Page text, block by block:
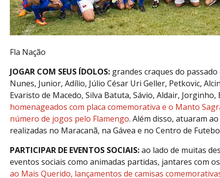
Fla Nação
JOGAR COM SEUS ÍDOLOS: grandes craques do
Nunes, Junior, Adílio, Júlio César Uri Geller, Petkovic,
Evaristo de Macedo, Silva Batuta, Sávio, Aldair,
homenageados com placa comemorativa e o Manto
número de jogos pelo Flamengo. Além disso, atuaram
realizadas no Maracanã, na Gávea e no Centro de
PARTICIPAR DE EVENTOS SOCIAIS:ao lado de muitas
eventos sociais como animadas partidas, jantares com
ao Mais Querido, lançamentos de camisas